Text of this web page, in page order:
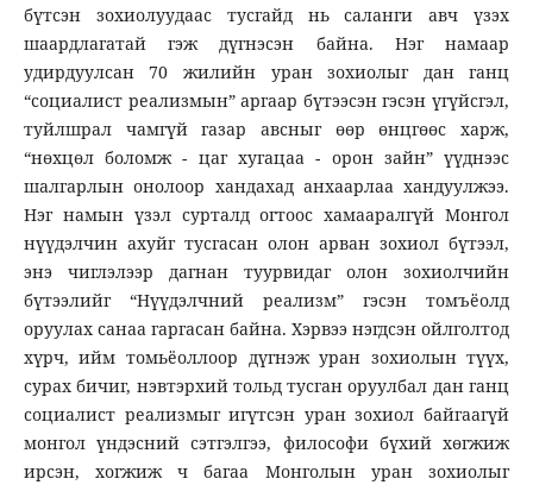
бүтсэн зохиолуудаас тусгайд нь саланги авч үзэх
шаардлагатай гэж дүгнэсэн байна. Нэг намаар
удирдуулсан 70 жилийн уран зохиолыг дан ганц
“социалист реализмын” аргаар бүтээсэн гэсэн үгүйсгэл,
туйлшрал чамгүй газар авсныг өөр өнцгөөс харж,
“нөхцөл боломж - цаг хугацаа - орон зайн” үүднээс
шалгарлын онолоор хандахад анхаарлаа хандуулжээ.
Нэг намын үзэл сурталд огтоос хамааралгүй Монгол
нүүдэлчин ахуйг тусгасан олон арван зохиол бүтээл,
энэ чиглэлээр дагнан туурвидаг олон зохиолчийн
бүтээлийг “Нүүдэлчний реализм” гэсэн томъёолд
оруулах санаа гаргасан байна. Хэрвээ нэгдсэн ойлголтод
хүрч, ийм томьёоллоор дүгнэж уран зохиолын түүх,
сурах бичиг, нэвтэрхий тольд тусган оруулбал дан ганц
социалист реализмыг игүтсэн уран зохиол байгаагүй
монгол үндэсний сэтгэлгээ, философи бүхий хөгжиж
ирсэн, хогжиж ч багаа Монголын уран зохиолыг